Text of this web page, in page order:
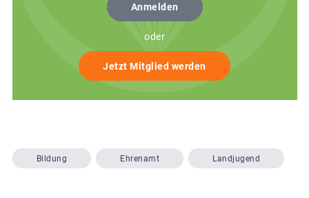
Anmelden
oder
Jetzt Mitglied werden
Bildung Ehrenamt Landjugend